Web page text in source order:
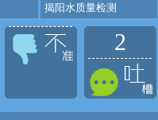
揭阳水质量检测
2